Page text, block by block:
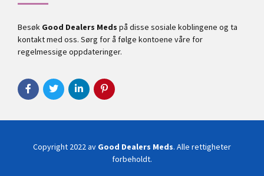
Besøk Good Dealers Meds på disse sosiale koblingene og ta
kontakt med oss. Sørg for å følge kontoene våre for
regelmessige oppdateringer.
Copyright 2022 av Good Dealers Meds. Alle rettigheter
forbeholdt.